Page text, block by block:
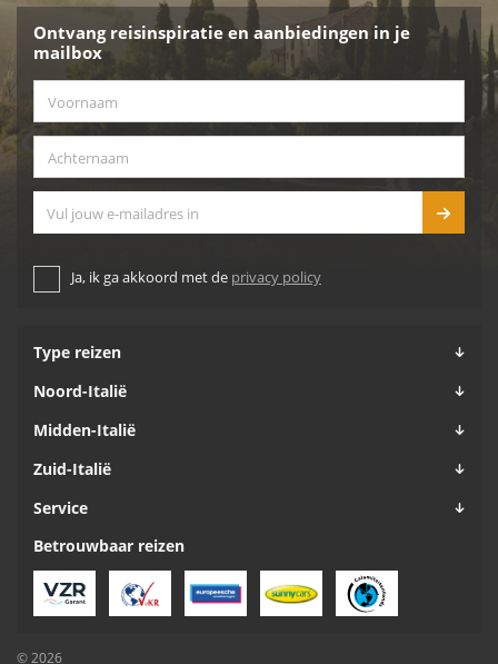
Ontvang reisinspiratie en aanbiedingen in je
mailbox
Ja, ik ga akkoord met de privacy policy
Type reizen
Noord-Italië
Midden-Italië
Zuid-Italië
Service
Betrouwbaar reizen
© 2026